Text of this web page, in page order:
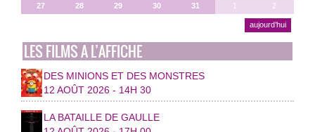
27
28 29 30 31 1 2
aujourd’hui
LES FILMS A L’AFFICHE
DES MINIONS ET DES MONSTRES
12 AOÛT 2026 - 14H 30
LA BATAILLE DE GAULLE